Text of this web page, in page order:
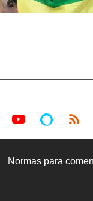
Normas para